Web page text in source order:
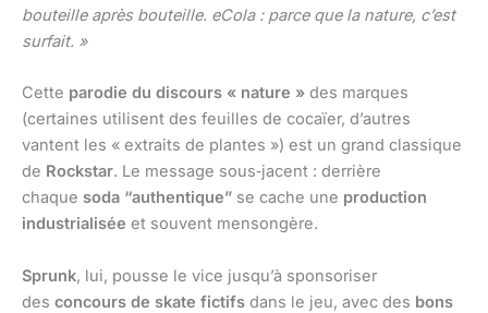
bouteille après bouteille. eCola : parce que la nature, c’est
surfait. »
Cette parodie du discours « nature » des marques
(certaines utilisent des feuilles de cocaïer, d’autres
vantent les « extraits de plantes ») est un grand classique
de Rockstar. Le message sous‑jacent : derrière
chaque soda “authentique” se cache une production
industrialisée et souvent mensongère.
Sprunk, lui, pousse le vice jusqu’à sponsoriser
des concours de skate fictifs dans le jeu, avec des bons